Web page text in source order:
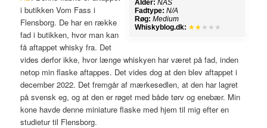
Alder: NAS
Fadtype: N/A
Røg: Medium
Whiskyblog.dk: ★★ ★★★
i butikken Vom Fass i
Flensborg. De har en række
fad i butikken, hvor man kan
få aftappet whisky fra. Det
vides derfor ikke, hvor længe whiskyen har været på fad, inden
netop min flaske aftappes. Det vides dog at den blev aftappet i
december 2022. Det fremgår af mærkesedlen, at den har lagret
på svensk eg, og at den er røget med både tørv og enebær. Min
kone havde denne miniature flaske med hjem til mig efter en
studietur til Flensborg.